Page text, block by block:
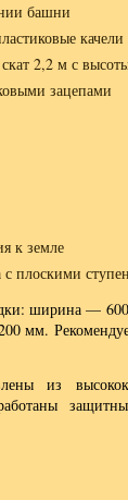
башни
скат 2,2 м с
зацепами
к земле
с плоскими
ширина —
мм.
из